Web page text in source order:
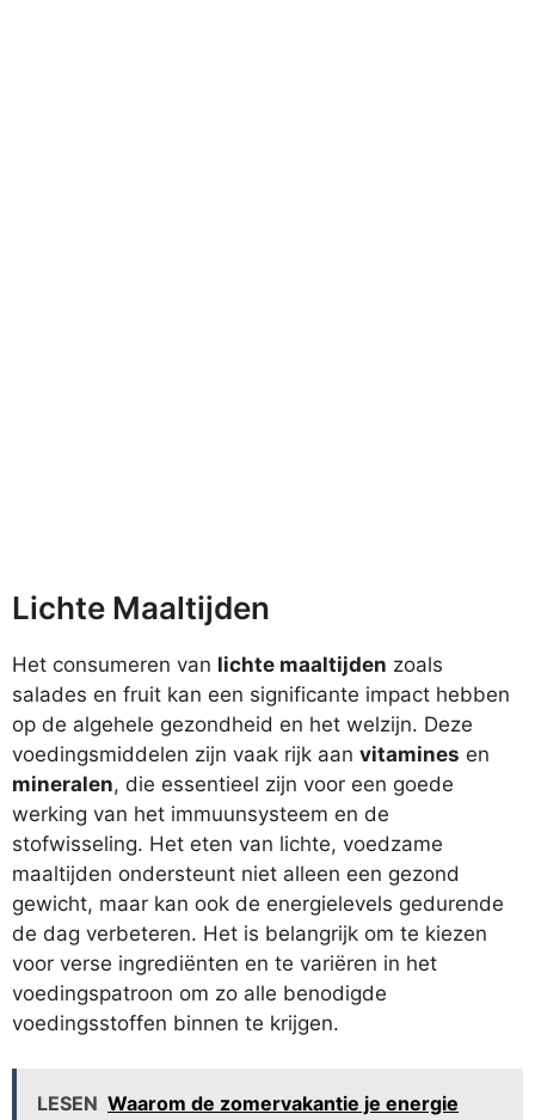
Lichte Maaltijden
Het consumeren van lichte maaltijden zoals
salades en fruit kan een significante impact hebben
op de algehele gezondheid en het welzijn. Deze
voedingsmiddelen zijn vaak rijk aan vitamines en
mineralen, die essentieel zijn voor een goede
werking van het immuunsysteem en de
stofwisseling. Het eten van lichte, voedzame
maaltijden ondersteunt niet alleen een gezond
gewicht, maar kan ook de energielevels gedurende
de dag verbeteren. Het is belangrijk om te kiezen
voor verse ingrediënten en te variëren in het
voedingspatroon om zo alle benodigde
voedingsstoffen binnen te krijgen.
LESEN Waarom de zomervakantie je energie